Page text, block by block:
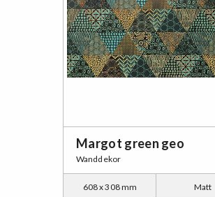
Margot green geo
Wanddekor
608 x 308 mm Matt